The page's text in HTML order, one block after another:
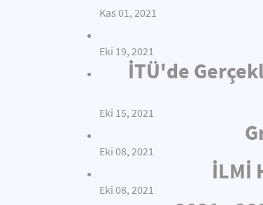
Kas 01, 2021
Eki 19, 2021
İTÜ'de
Eki 15, 2021
Eki 08, 2021
İLMİ
Eki 08, 2021